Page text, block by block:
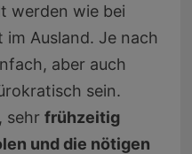
werden wie bei
Ausland. Je nach
aber auch
sein.
sehr frühzeitig
und die nötigen